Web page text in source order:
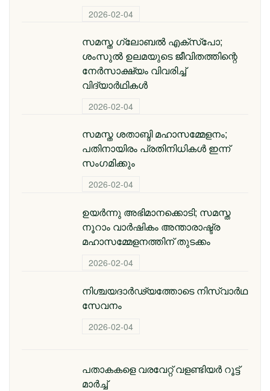
2026-02-04
സമസ്ത ​ഗ്ലോബൽ എക്സ്പോ;
ശംസുൽ ഉലമയുടെ ജീവിതത്തിന്റെ
നേർസാക്ഷ്യം വിവരിച്ച്
വിദ്യാർഥികൾ
2026-02-04
സമസ്ത ശതാബ്ദി മഹാസമ്മേളനം;
പതിനായിരം പ്രതിനിധികൾ ഇന്ന്
സംഗമിക്കും
2026-02-04
ഉയർന്നു അഭിമാനക്കൊടി; സമസ്ത
നൂറാം വാർഷികം അന്താരാഷ്ട്ര
മഹാസമ്മേളനത്തിന് തുടക്കം
2026-02-04
നിശ്ചയദാർഢ്യത്തോടെ നിസ്വാർഥ
സേവനം
2026-02-04
പതാകകളെ വരവേറ്റ് വളണ്ടിയർ റൂട്ട്
മാർച്ച്